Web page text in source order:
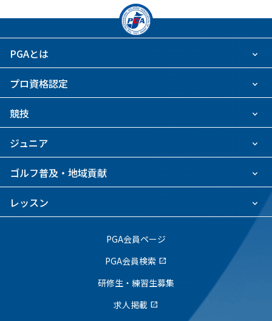
PGAとは
プロ資格認定
競技
ジュニア
ゴルフ普及・地域貢献
レッスン
PGA会員ページ
PGA会員検索 open_in_new
研修生・練習生募集
求人掲載 open_in_new